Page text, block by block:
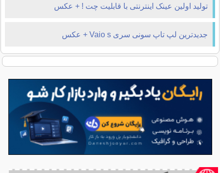
تولید اولین عینک اینترنتی با قابلیت چت ! + عکس
جدیدترین لپ تاپ سونی سری Vaio s + عکس